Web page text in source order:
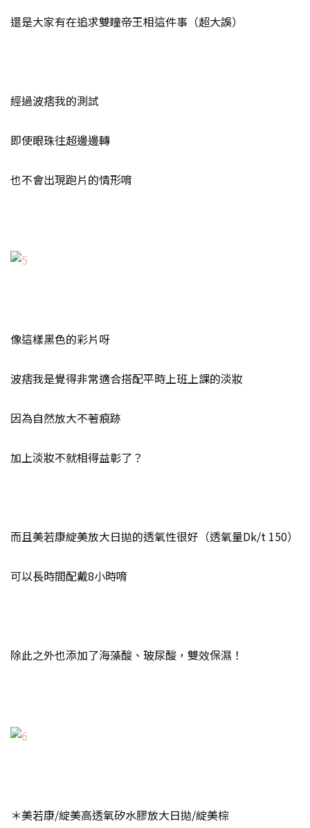
還是大家有在追求雙瞳帝王相這件事（超大誤）
經過波痞我的測試
即使眼珠往超邊邊轉
也不會出現跑片的情形唷
像這樣黑色的彩片呀
波痞我是覺得非常適合搭配平時上班上課的淡妝
因為自然放大不著痕跡
加上淡妝不就相得益彰了？
而且美若康綻美放大日拋的透氧性很好（透氧量Dk/t 150）
可以長時間配戴8小時唷
除此之外也添加了海藻酸、玻尿酸，雙效保濕！
＊美若康/綻美高透氧矽水膠放大日拋/綻美棕